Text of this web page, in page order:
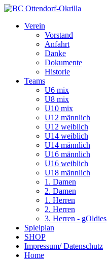
Verein
Vorstand
Anfahrt
Danke
Dokumente
Historie
Teams
U6 mix
U8 mix
U10 mix
U12 männlich
U12 weiblich
U14 weiblich
U14 männlich
U16 männlich
U16 weiblich
U18 männlich
1. Damen
2. Damen
1. Herren
2. Herren
3. Herren - gOldies
Spielplan
SHOP
Impressum/ Datenschutz
Home